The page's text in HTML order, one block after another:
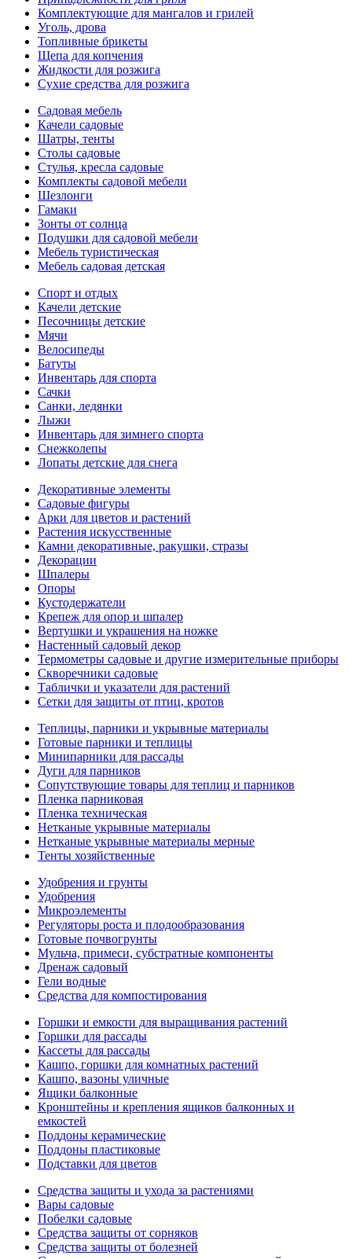
Комплектующие для мангалов и грилей
Уголь, дрова
Топливные брикеты
Щепа для копчения
Жидкости для розжига
Сухие средства для розжига
Садовая мебель
Качели садовые
Шатры, тенты
Столы садовые
Стулья, кресла садовые
Комплекты садовой мебели
Шезлонги
Гамаки
Зонты от солнца
Подушки для садовой мебели
Мебель туристическая
Мебель садовая детская
Спорт и отдых
Качели детские
Песочницы детские
Мячи
Велосипеды
Батуты
Инвентарь для спорта
Сачки
Санки, ледянки
Лыжи
Инвентарь для зимнего спорта
Снежколепы
Лопаты детские для снега
Декоративные элементы
Садовые фигуры
Арки для цветов и растений
Растения искусственные
Камни декоративные, ракушки, стразы
Декорации
Шпалеры
Опоры
Кустодержатели
Крепеж для опор и шпалер
Вертушки и украшения на ножке
Настенный садовый декор
Термометры садовые и другие измерительные приборы
Скворечники садовые
Таблички и указатели для растений
Сетки для защиты от птиц, кротов
Теплицы, парники и укрывные материалы
Готовые парники и теплицы
Минипарники для рассады
Дуги для парников
Сопутствующие товары для теплиц и парников
Пленка парниковая
Пленка техническая
Нетканые укрывные материалы
Нетканые укрывные материалы мерные
Тенты хозяйственные
Удобрения и грунты
Удобрения
Микроэлементы
Регуляторы роста и плодообразования
Готовые почвогрунты
Мульча, примеси, субстратные компоненты
Дренаж садовый
Гели водные
Средства для компостирования
Горшки и емкости для выращивания растений
Горшки для рассады
Кассеты для рассады
Кашпо, горшки для комнатных растений
Кашпо, вазоны уличные
Ящики балконные
Кронштейны и крепления ящиков балконных и
емкостей
Поддоны керамические
Поддоны пластиковые
Подставки для цветов
Средства защиты и ухода за растениями
Вары садовые
Побелки садовые
Средства защиты от сорняков
Средства защиты от болезней